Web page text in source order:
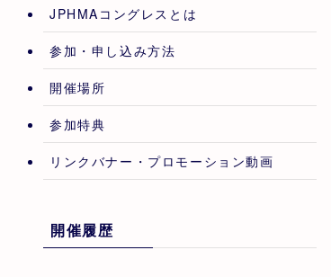
JPHMAコングレスとは
参加・申し込み方法
開催場所
参加特典
リンクバナー・プロモーション動画
開催履歴